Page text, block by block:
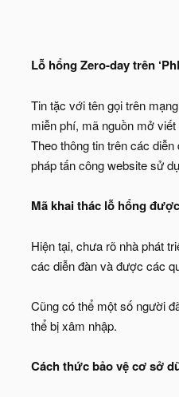
Lỗ hổng Zero-day trên
Tin tặc với tên gọi trên
miễn phí, mã nguồn mở
Theo thông tin trên các
pháp tấn công website sử
Mã khai thác lỗ hổng
Hiện tại, chưa rõ nhà phát
các diễn đàn và được các
Cũng có thể một số người
thể bị xâm nhập.
Cách thức bảo vệ cơ sở